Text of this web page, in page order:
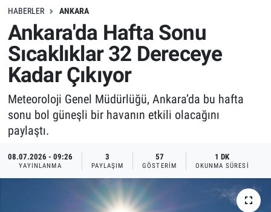
HABERLER ANKARA
Ankara'da Hafta Sonu
Sıcaklıklar 32 Dereceye
Kadar Çıkıyor
Meteoroloji Genel Müdürlüğü, Ankara’da bu hafta
sonu bol güneşli bir havanın etkili olacağını
paylaştı.
08.07.2026 - 09:26
YAYINLANMA
3
PAYLAŞIM
57
GÖSTERIM
1 DK
OKUNMA SÜRESI